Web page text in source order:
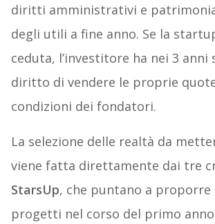
diritti amministrativi e
degli utili a fine anno. Se la
ceduta, l’investitore ha nei 3 anni
diritto di vendere le proprie
condizioni dei fondatori.
La selezione delle realtà da
viene fatta direttamente dai tre
StarsUp, che puntano a proporre
progetti nel corso del primo